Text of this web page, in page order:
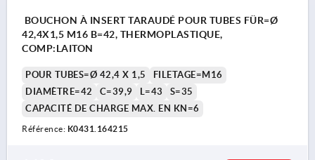
BOUCHON À INSERT TARAUDÉ POUR TUBES FÜR=Ø
42,4X1,5 M16 B=42, THERMOPLASTIQUE,
COMP:LAITON
POUR TUBES=Ø 42,4 X 1,5
FILETAGE=M16
DIAMÈTRE=42
C=39,9 L=43
S=35
CAPACITÉ DE CHARGE MAX. EN KN=6
Référence: K0431.164215